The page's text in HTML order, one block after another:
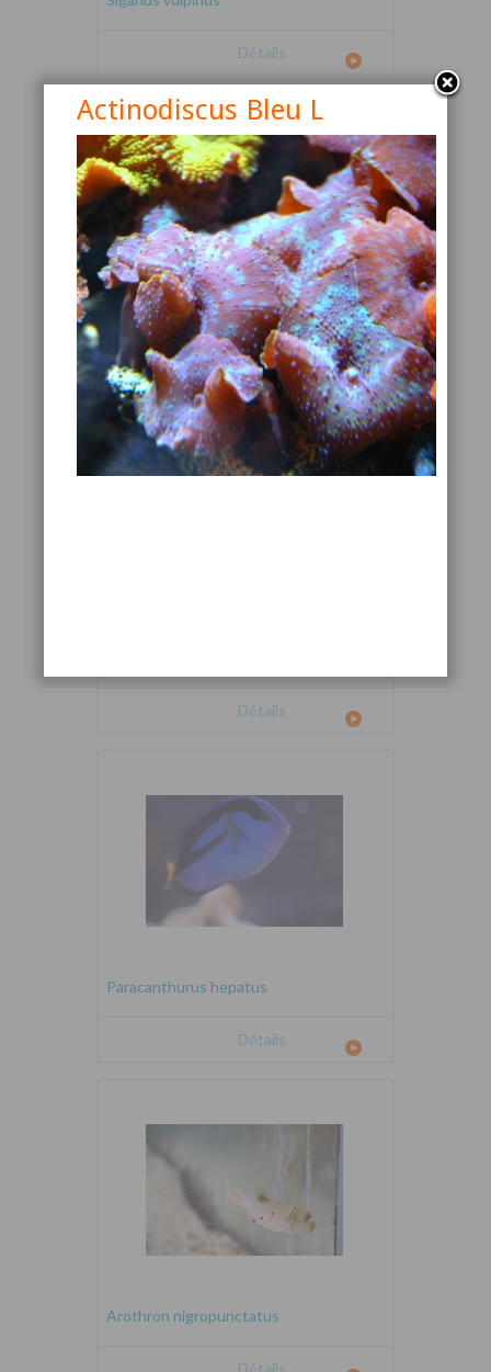
Détails
Canthigaster valentini
Détails
Détails
Paracanthurus hepatus
Détails
Arothron nigropunctatus
Détails
Actinodiscus Bleu L